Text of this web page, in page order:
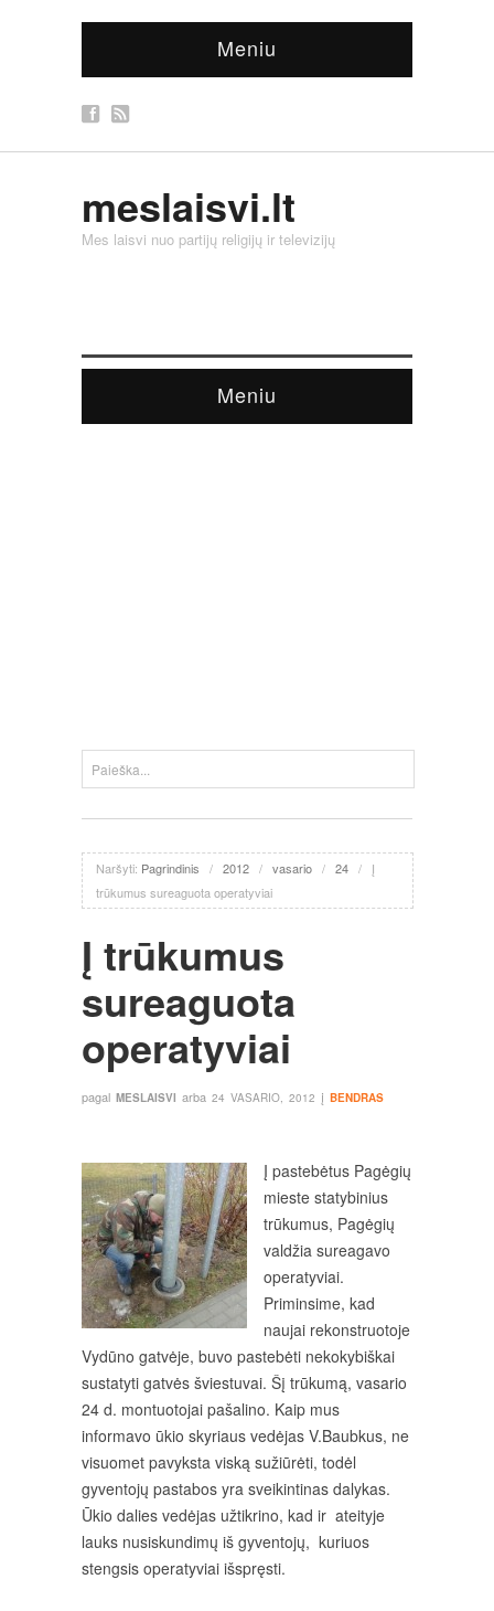
Meniu
meslaisvi.lt
Mes laisvi nuo partijų religijų ir televizijų
Meniu
Naršyti: Pagrindinis / 2012 / vasario / 24 /
Į
trūkumus sureaguota operatyviai
Į trūkumus
sureaguota
operatyviai
pagal MESLAISVI arba 24 VASARIO, 2012 į BENDRAS
Į pastebėtus Pagėgių
mieste statybinius
trūkumus, Pagėgių
valdžia sureagavo
operatyviai.
Priminsime, kad
naujai rekonstruotoje
Vydūno gatvėje, buvo pastebėti nekokybiškai
sustatyti gatvės šviestuvai. Šį trūkumą, vasario
24 d. montuotojai pašalino. Kaip mus
informavo ūkio skyriaus vedėjas V.Baubkus, ne
visuomet pavyksta viską sužiūrėti, todėl
gyventojų pastabos yra sveikintinas dalykas.
Ūkio dalies vedėjas užtikrino, kad ir ateityje
lauks nusiskundimų iš gyventojų, kuriuos
stengsis operatyviai išspręsti.